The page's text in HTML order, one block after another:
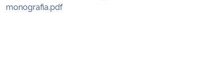
monografia.pdf